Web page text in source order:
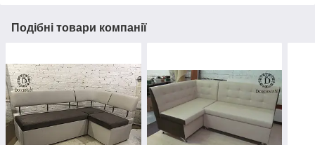
Подібні товари компанії